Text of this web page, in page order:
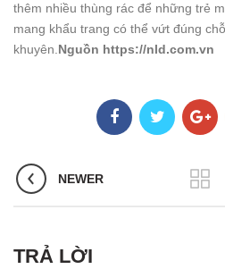
thêm nhiều thùng rác để những trẻ
mang khẩu trang có thể vứt đúng
khuyên. Nguồn https://nld.com.vn
NEWER
TRẢ LỜI